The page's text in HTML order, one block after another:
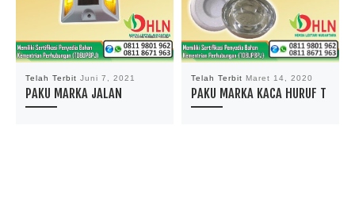
Telah Terbit Juni 7, 2021
PAKU MARKA JALAN
Telah Terbit Maret 14, 2020
PAKU MARKA KACA HURUF T